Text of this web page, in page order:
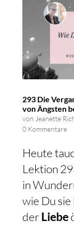
293 Die
von Ängsten
von Jeanette
0 Kommentare
Heute
Lektion
in
wie Du sie
derLiebe